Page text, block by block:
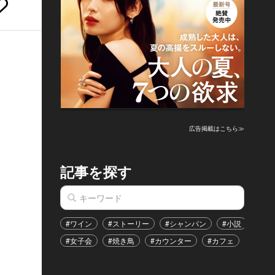
広告掲載はこちら≫
記事を探す
#ワイン #ストーリー #シャンパン #小説
#女子会
#焼き鳥 #カウンター #カフェ